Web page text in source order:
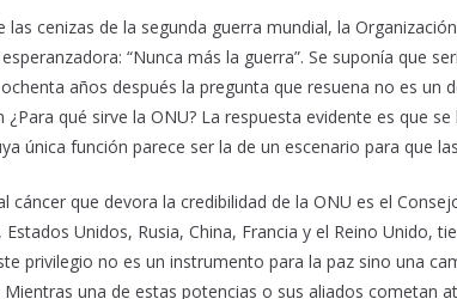
las cenizas de la segunda guerra mundial, la
“Nunca más la guerra”. Se suponía que
años después la pregunta que resuena no es un
¿Para qué sirve la ONU? La respuesta evidente es que
única función parece ser la de un escenario para que
cáncer que devora la credibilidad de la ONU es el
Estados Unidos, Rusia, China, Francia y el Reino Unido,
privilegio no es un instrumento para la paz sino una
Mientras una de estas potencias o sus aliados cometan